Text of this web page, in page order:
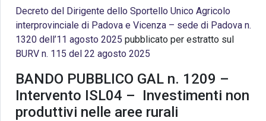
Decreto del Dirigente dello Sportello Unico Agricolo
interprovinciale di Padova e Vicenza – sede di Padova n.
1320 dell’11 agosto 2025 pubblicato per estratto sul
BURV n. 115 del 22 agosto 2025
BANDO PUBBLICO GAL n. 1209 –
Intervento ISL04 – Investimenti non
produttivi nelle aree rurali